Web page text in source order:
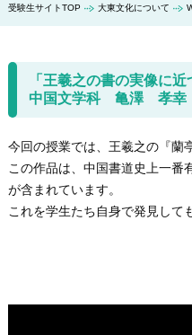
受験生サイトTOP 大東文化について
「王羲之の書の実像に
中国文学科 亀澤 孝幸
今回の授業では、王羲之の『蘭
この作品は、中国書道史上一番
が含まれています。
これを学生たち自身で発見して